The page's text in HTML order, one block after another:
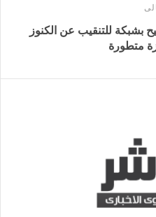
للتنقيب عن الكنوز
متطورة